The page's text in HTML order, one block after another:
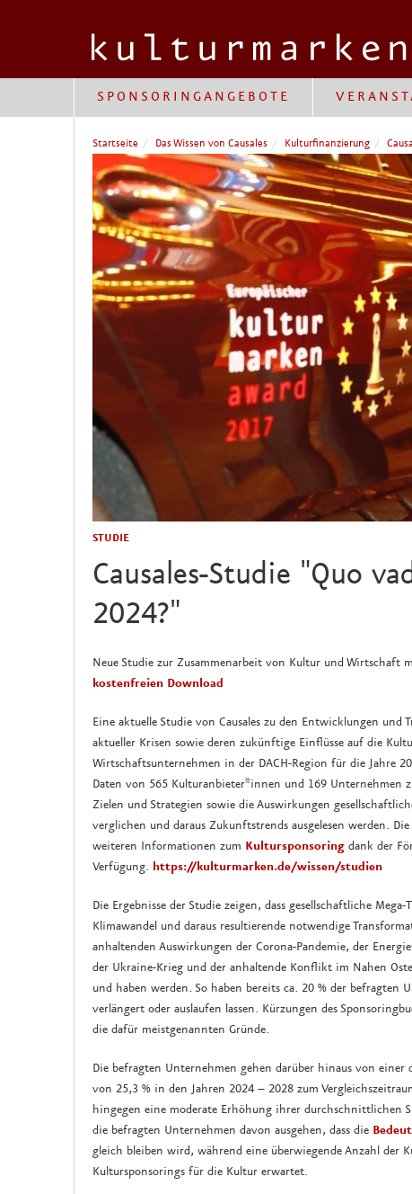
SPONSORINGANGEBOTE
Startseite Das Wissen von Causales Kulturfinanzierung
STUDIE
Causales-Studie "Quo
2024?"
Neue Studie zur Zusammenarbeit von Kultur und Wirtschaft
kostenfreien Download
Eine aktuelle Studie von Causales zu den Entwicklungen
aktueller Krisen sowie deren zukünftige Einflüsse auf die
Wirtschaftsunternehmen in der DACH-Region für die Jahre
Daten von 565 Kulturanbieter*innen und 169 Unternehmen
Zielen und Strategien sowie die Auswirkungen
verglichen und daraus Zukunftstrends ausgelesen werden.
weiteren Informationen zum Kultursponsoring dank der
Verfügung. https://kulturmarken.de/wissen/studien
Die Ergebnisse der Studie zeigen, dass gesellschaftliche
Klimawandel und daraus resultierende notwendige
anhaltenden Auswirkungen der Corona-Pandemie, der
der Ukraine-Krieg und der anhaltende Konflikt im Nahen
und haben werden. So haben bereits ca. 20 % der
verlängert oder auslaufen lassen. Kürzungen des
die dafür meistgenannten Gründe.
Die befragten Unternehmen gehen darüber hinaus von
von 25,3 % in den Jahren 2024 – 2028 zum
hingegen eine moderate Erhöhung ihrer durchschnittlichen
die befragten Unternehmen davon ausgehen, dass die
gleich bleiben wird, während eine überwiegende Anzahl der
Kultursponsorings für die Kultur erwartet.